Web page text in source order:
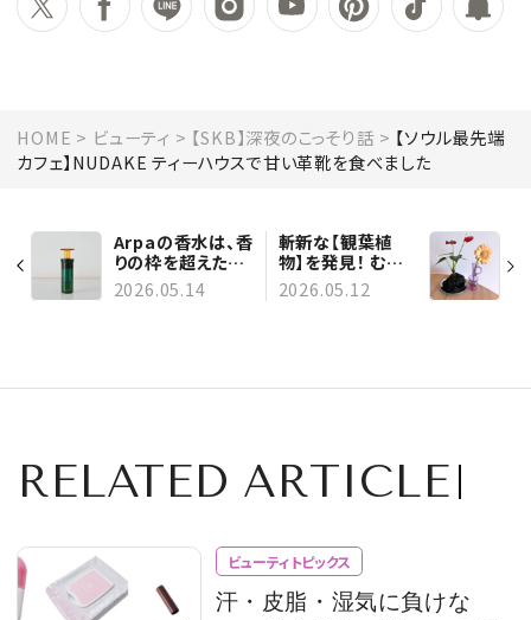
HOME ビューティ 【SKB】深夜のこっそり話
【ソウル最先端
カフェ】NUDAKE ティーハウスで甘い革靴を食べました
Arpaの香水は、香
りの枠を超えた芸
術品です
2026.05.14
斬新な【観葉植
物】を発見！ むき
出しの自然をイン
テリアに
2026.05.12
RELATED ARTICLE
ビューティトピックス
汗・皮脂・湿気に負けな